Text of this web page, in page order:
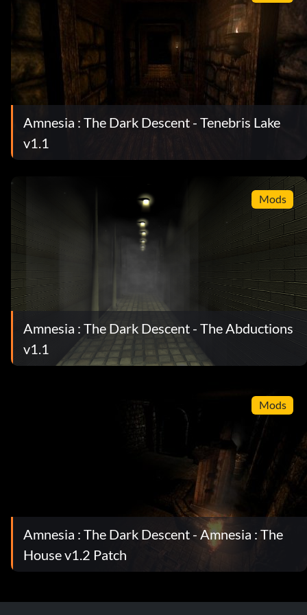
Amnesia : The Dark Descent - Tenebris Lake
v1.1
Mods
Amnesia : The Dark Descent - The Abductions
v1.1
Mods
Amnesia : The Dark Descent - Amnesia : The
House v1.2 Patch